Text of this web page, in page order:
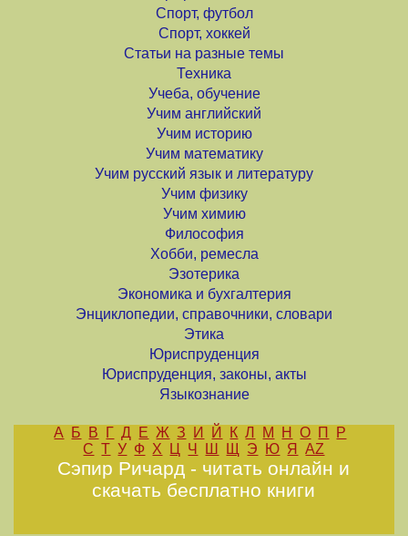
Спорт, футбол
Спорт, хоккей
Статьи на разные темы
Техника
Учеба, обучение
Учим английский
Учим историю
Учим математику
Учим русский язык и литературу
Учим физику
Учим химию
Философия
Хобби, ремесла
Эзотерика
Экономика и бухгалтерия
Энциклопедии, справочники, словари
Этика
Юриспруденция
Юриспруденция, законы, акты
Языкознание
А Б В Г Д Е Ж З И Й К Л М Н О П
Р
С Т У Ф Х Ц Ч Ш Щ Э Ю Я AZ
Сэпир Ричард - читать онлайн и
скачать бесплатно книги